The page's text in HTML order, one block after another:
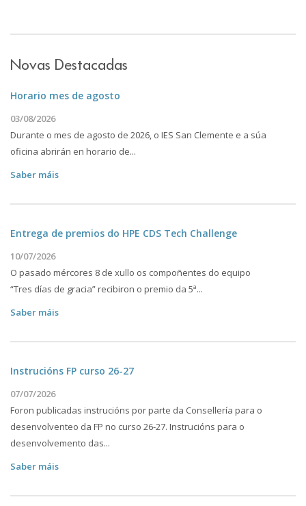
Novas Destacadas
Horario mes de agosto
03/08/2026
Durante o mes de agosto de 2026, o IES San Clemente e a súa
oficina abrirán en horario de...
Saber máis
Entrega de premios do HPE CDS Tech Challenge
10/07/2026
O pasado mércores 8 de xullo os compoñentes do equipo
“Tres días de gracia” recibiron o premio da 5ª...
Saber máis
Instrucións FP curso 26-27
07/07/2026
Foron publicadas instrucións por parte da Consellería para o
desenvolventeo da FP no curso 26-27. Instrucións para o
desenvolvemento das...
Saber máis